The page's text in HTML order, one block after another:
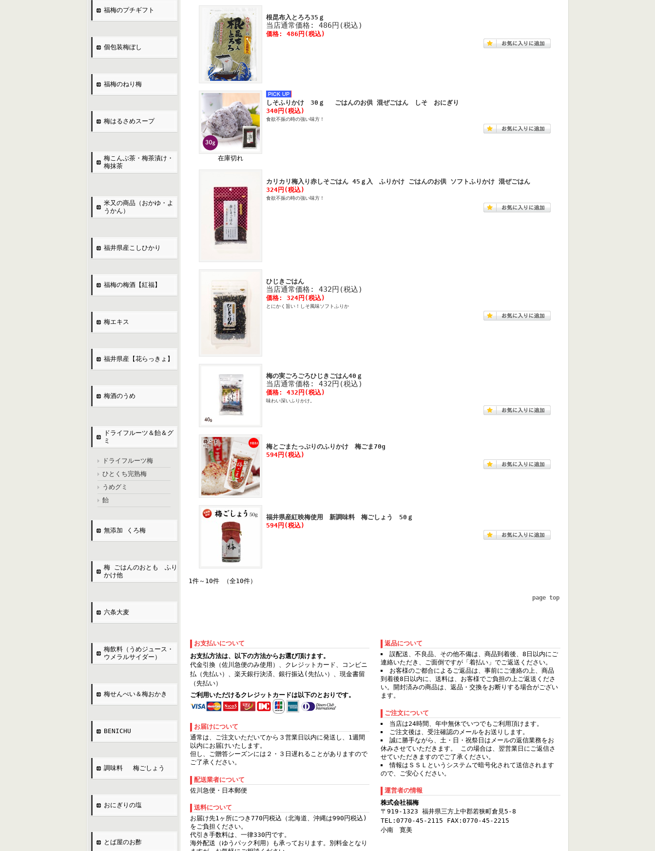
福梅のプチギフト
個包装梅ぼし
福梅のねり梅
梅はるさめスープ
梅こんぶ茶・梅茶漬け・
梅抹茶
米又の商品（おかゆ・よ
うかん）
福井県産こしひかり
福梅の梅酒【紅福】
梅エキス
福井県産【花らっきょ】
梅酒のうめ
ドライフルーツ＆飴＆グ
ミ
ドライフルーツ梅
ひとくち完熟梅
うめグミ
飴
無添加 くろ梅
梅 ごはんのおとも ふり
かけ他
六条大麦
梅飲料（うめジュース・
ウメラルサイダー）
梅せんべい＆梅おかき
BENICHU
調味料 梅ごしょう
おにぎりの塩
とば屋のお酢
根昆布入とろろ35ｇ
当店通常価格: 486円(税込)
価格: 486円(税込)
在庫切れ
しそふりかけ 30ｇ ごはんのお供 混ぜごはん しそ おにぎり
340円(税込)
食欲不振の時の強い味方！
カリカリ梅入り赤しそごはん 45ｇ入 ふりかけ ごはんのお供 ソフトふりかけ 混ぜごはん
324円(税込)
食欲不振の時の強い味方！
ひじきごはん
当店通常価格: 432円(税込)
価格: 324円(税込)
とにかく旨い！しそ風味ソフトふりか
梅の実ごろごろひじきごはん40ｇ
当店通常価格: 432円(税込)
価格: 432円(税込)
味わい深いふりかけ。
梅とごまたっぷりのふりかけ 梅ごま70g
594円(税込)
福井県産紅映梅使用 新調味料 梅ごしょう 50ｇ
594円(税込)
1件～10件 （全10件）
page top
お支払いについて
お支払方法は、以下の方法からお選び頂けます。
代金引換（佐川急便のみ使用）、クレジットカード、コンビニ
払（先払い）、楽天銀行決済、銀行振込(先払い）、現金書留
（先払い）
ご利用いただけるクレジットカードは以下のとおりです。
お届けについて
通常は、ご注文いただいてから３営業日以内に発送し、1週間
以内にお届けいたします。
但し、ご贈答シーズンには２・３日遅れることがありますので
ご了承ください。
配送業者について
佐川急便・日本郵便
送料について
お届け先1ヶ所につき770円税込（北海道、沖縄は990円税込)
をご負担ください。
代引き手数料は、一律330円です。
海外配送（ゆうパック利用）も承っております。別料金となり
返品について
誤配送、不良品、その他不備は、商品到着後、8日以内にご
連絡いただき、ご面倒ですが「着払い」でご返送ください。
お客様のご都合によるご返品は、事前にご連絡の上、商品
到着後8日以内に、送料は、お客様でご負担の上ご返送くださ
い。開封済みの商品は、返品・交換をお断りする場合がござい
ます。
ご注文について
当店は24時間、年中無休でいつでもご利用頂けます。
ご注文後は、受注確認のメールをお送りします。
誠に勝手ながら、土・日・祝祭日はメールの返信業務をお
休みさせていただきます。 この場合は、翌営業日にご返信さ
せていただきますのでご了承ください。
情報はＳＳＬというシステムで暗号化されて送信されます
ので、ご安心ください。
運営者の情報
株式会社福梅
〒919-1323 福井県三方上中郡若狭町倉見5-8
TEL:0770-45-2115 FAX:0770-45-2215
小南 寛美